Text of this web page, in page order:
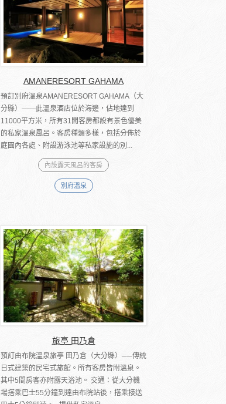
AMANERESORT GAHAMA
預訂別府溫泉AMANERESORT GAHAMA（大
分縣）――此溫泉酒店位於海邊，佔地達到
11000平方米，所有31間客房都設有景色優美
的私家溫泉風呂。客房種類多樣，包括分佈於
庭園內各處、附設游泳池等私家設施的別...
內設露天風呂的客房
別府溫泉
旅亭 田乃倉
預訂由布院溫泉旅亭 田乃倉（大分縣）──傳統
日式建築的民宅式旅館。所有客房皆附溫泉。
其中5間房客亦附露天浴池。 交通：從大分機
場搭乘巴士55分鐘到達由布院站後，搭乘接送